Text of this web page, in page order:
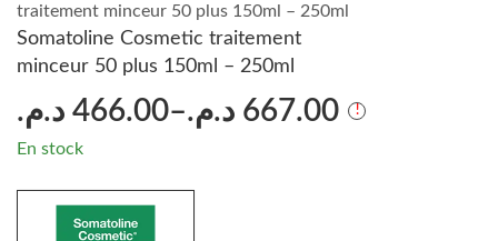
traitement minceur 50 plus 150ml – 250ml
Somatoline Cosmetic traitement
minceur 50 plus 150ml – 250ml
466.00 د.م. – 667.00 د.م.
En stock